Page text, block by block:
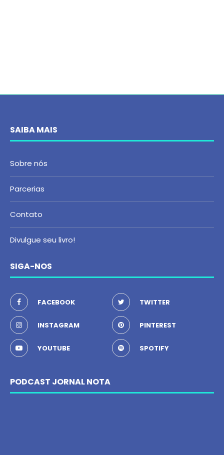
SAIBA MAIS
Sobre nós
Parcerias
Contato
Divulgue seu livro!
SIGA-NOS
FACEBOOK TWITTER
INSTAGRAM PINTEREST
YOUTUBE SPOTIFY
PODCAST JORNAL NOTA